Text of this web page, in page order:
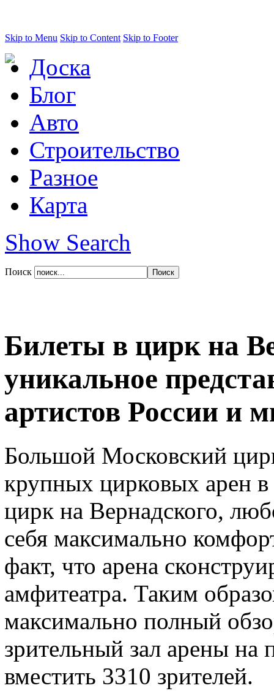
Skip to Menu Skip to Content Skip to Footer
Доска
Блог
Авто
Строительство
Разное
Карта
Show Search
Поиск
Билеты в цирк на
уникальное
артистов России и
Большой Московский
крупных цирковых арен
цирк на Вернадского,
себя максимально
факт, что арена
амфитеатра. Таким
максимально полный
зрительный зал арены на
вместить 3310 зрителей.